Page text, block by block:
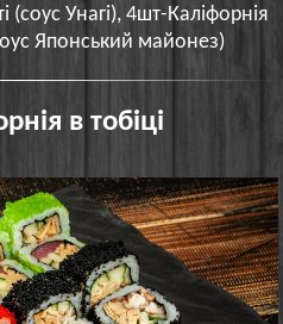
(соус Унагі), 4шт-Каліфорнія
Японський майонез)
в тобіці